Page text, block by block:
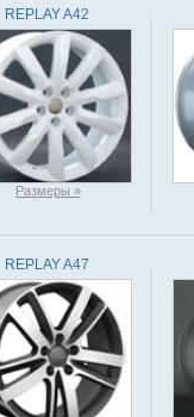
REPLAY A42
Размеры »
REPLAY A47